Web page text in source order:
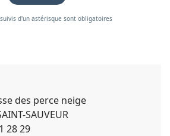
d'un astérisque sont obligatoires
des perce neige
SAUVEUR
28 29